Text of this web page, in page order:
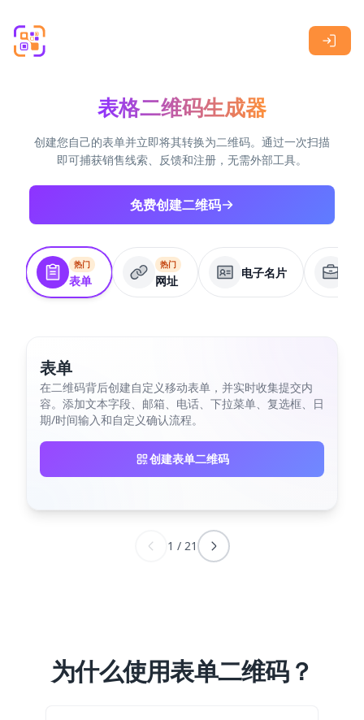
表格二维码生成器
创建您自己的表单并立即将其转换为二维码。通过一次扫描
即可捕获销售线索、反馈和注册，无需外部工具。
免费创建二维码
热门
表单
热门
网址
电子名片
表单
在二维码背后创建自定义移动表单，并实时收集提交内
容。添加文本字段、邮箱、电话、下拉菜单、复选框、日
期/时间输入和自定义确认流程。
创建表单二维码
1 / 21
为什么使用表单二维码？